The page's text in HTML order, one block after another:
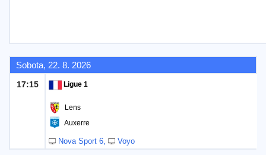
Sobota, 22. 8. 2026
17:15 Ligue 1
Lens
Auxerre
Nova Sport 6 Voyo